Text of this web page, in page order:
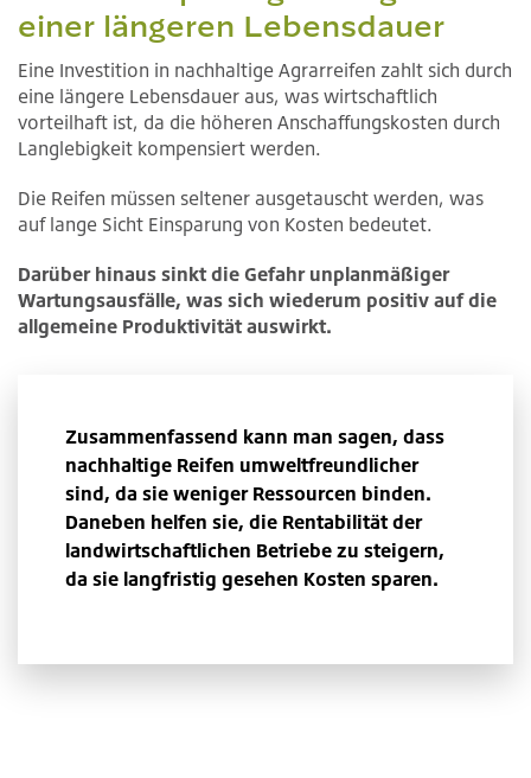
einer längeren Lebensdauer
Eine Investition in nachhaltige Agrarreifen zahlt sich durch
eine längere Lebensdauer aus, was wirtschaftlich
vorteilhaft ist, da die höheren Anschaffungskosten durch
Langlebigkeit kompensiert werden.
Die Reifen müssen seltener ausgetauscht werden, was
auf lange Sicht Einsparung von Kosten bedeutet.
Darüber hinaus sinkt die Gefahr unplanmäßiger
Wartungsausfälle, was sich wiederum positiv auf die
allgemeine Produktivität auswirkt.
Zusammenfassend kann man sagen, dass
nachhaltige Reifen umweltfreundlicher
sind, da sie weniger Ressourcen binden.
Daneben helfen sie, die Rentabilität der
landwirtschaftlichen Betriebe zu steigern,
da sie langfristig gesehen Kosten sparen.